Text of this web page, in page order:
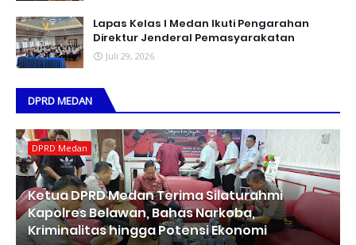
Lapas Kelas I Medan Ikuti Pengarahan
Direktur Jenderal Pemasyarakatan
Juli 29, 2026
DPRD MEDAN
DPRD Medan
Ketua DPRD Medan Terima Silaturahmi
Kapolres Belawan, Bahas Narkoba,
Kriminalitas hingga Potensi Ekonomi